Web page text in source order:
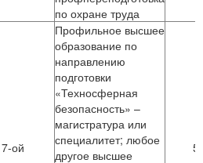
по охране труда
7-ой
Профильное высшее
образование по
направлению
подготовки
«Техносферная
безопасность» –
магистратура или
специалитет; любое
другое высшее
5